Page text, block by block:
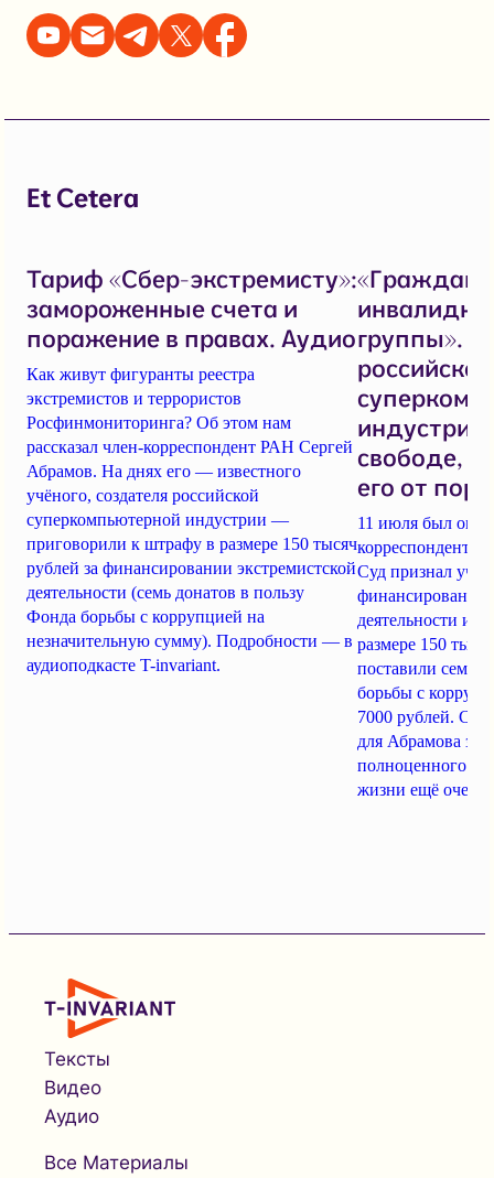
Et Cetera
Тариф «Сбер-экстремисту»:
замороженные счета и
поражение в правах. Аудио
Как живут фигуранты реестра
экстремистов и террористов
Росфинмониторинга? Об этом нам
рассказал член-корреспондент РАН Сергей
Абрамов. На днях его — известного
учёного, создателя российской
суперкомпьютерной индустрии —
приговорили к штрафу в размере 150 тысяч
рублей за финансировании экстремистской
деятельности (семь донатов в пользу
Фонда борьбы с коррупцией на
незначительную сумму). Подробности — в
аудиоподкасте T-invariant.
группы».
российской
индустрии
свободе,
его от
11 июля был
корреспонденту
Суд признал
финансировании
деятельности и
размере 150
поставили семь
борьбы с
7000 рублей.
для Абрамова
полноценного
жизни ещё очень
Тексты
Видео
Аудио
Все Материалы